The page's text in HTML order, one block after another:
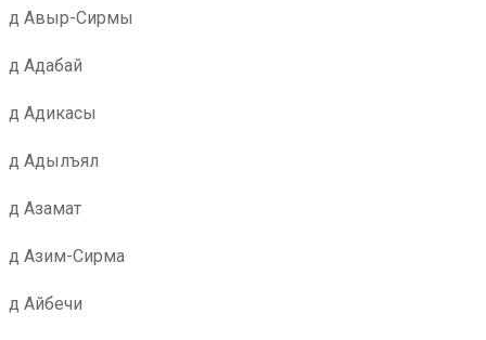
д Авыр-Сирмы
д Адабай
д Адикасы
д Адылъял
д Азамат
д Азим-Сирма
д Айбечи